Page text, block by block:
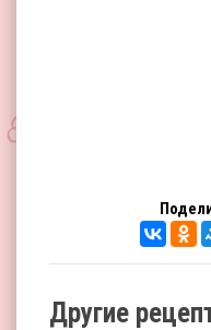
Другие